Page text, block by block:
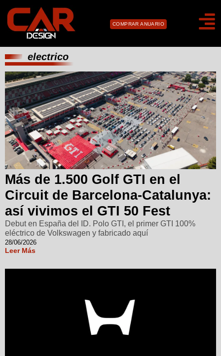
COMPRAR ANUARIO
electrico
Más de 1.500 Golf GTI en el
Circuit de Barcelona-Catalunya:
así vivimos el GTI 50 Fest
Debut en España del ID. Polo GTI, el primer GTI 100%
eléctrico de Volkswagen y fabricado aquí
28/06/2026
Leer Más